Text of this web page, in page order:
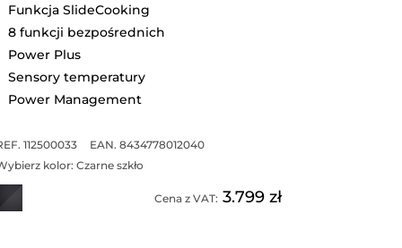
Funkcja SlideCooking
8 funkcji bezpośrednich
Power Plus
Sensory temperatury
Power Management
112500033
EAN. 8434778012040
kolor: Czarne szkło
Cena z VAT: 3.799 zł